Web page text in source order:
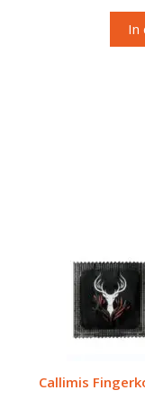
In
Callimis